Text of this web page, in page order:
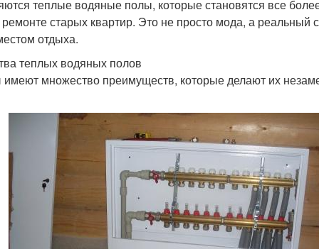
теплые водяные полы, которые становятся все
старых квартир. Это не просто мода, а реальный
отдыха.
теплых водяных полов
множество преимуществ, которые делают их